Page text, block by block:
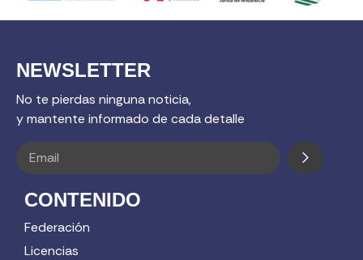
NEWSLETTER
No te pierdas ninguna noticia,
y mantente informado de cada detalle
CONTENIDO
Federación
Licencias